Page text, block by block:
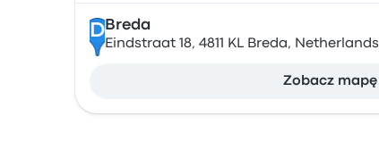
DBreda
Eindstraat 18, 4811 KL Breda, Netherlands
Zobacz mapę